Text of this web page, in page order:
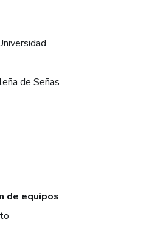
de Señas
de equipos